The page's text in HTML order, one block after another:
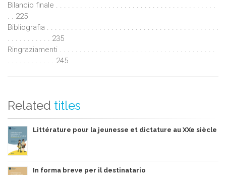
Bilancio finale . . . . . . . . . . . . . . . . . . . . . . . . . . . . . . . . . . . . . . . .
. . 225
Bibliografia . . . . . . . . . . . . . . . . . . . . . . . . . . . . . . . . . . . . . . . . . . .
. . . . . . . . . . . 235
Ringraziamenti . . . . . . . . . . . . . . . . . . . . . . . . . . . . . . . . . . . . . . .
. . . . . . . . . . . . 245
Related titles
Littérature pour la jeunesse et dictature au XXe siècle
In forma breve per il destinatario